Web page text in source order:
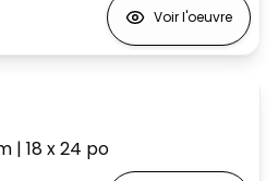
Voir l'oeuvre
| 18 x 24 po